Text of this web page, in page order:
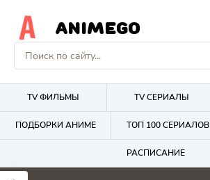
ANIMEGO
TV ФИЛЬМЫ TV СЕРИАЛЫ
ПОДБОРКИ АНИМЕ ТОП 100 СЕРИАЛОВ
РАСПИСАНИЕ